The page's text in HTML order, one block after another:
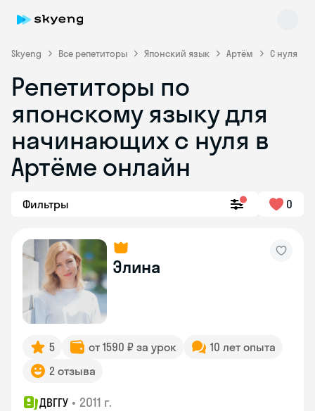
Skyeng Все репетиторы Японский язык Артём С нуля
Репетиторы по
японскому языку для
начинающих с нуля в
Артёме онлайн
Фильтры 0
Элина
5 от 1590 ₽ за урок
10 лет опыта
2 отзыва
ДВГГУ • 2011 г.